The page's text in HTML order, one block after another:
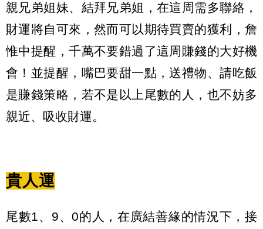
親兄弟姐妹、結拜兄弟姐，在這周需多聯絡，
財運將自可來，然而可以期待買賣的獲利，詹
惟中提醒，千萬不要錯過了這周賺錢的大好機
會！並提醒，嘴巴要甜一點，送禮物、請吃飯
是賺錢策略，若不是以上尾數的人，也不妨多
親近、吸收財運。
貴人運
尾數1、9、0的人，在廣結善緣的情況下，接